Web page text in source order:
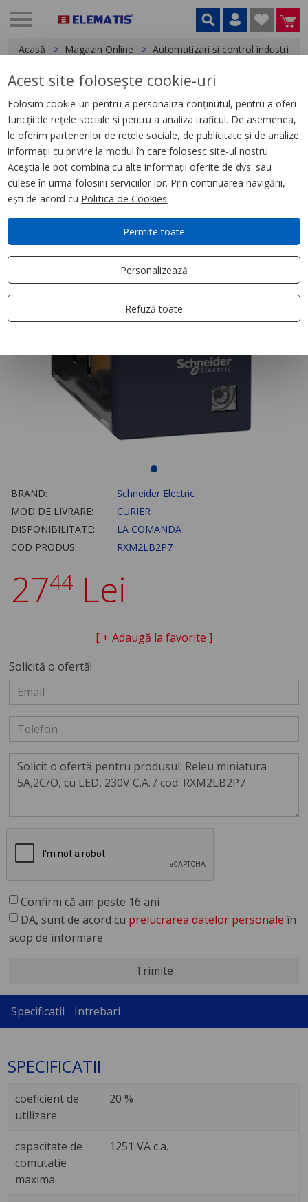
Acasă Magazin Online Automatizari si control industrial
< Relee
Releu miniatura 5A,2C/O, cu
LED, 230V C.A.
BRAND:
Schneider Electric
MOD DE LIVRARE:
CURIER
DISPONIBILITATE:
LA COMANDA
COD PRODUS:
RXM2LB2P7
2744 Lei
[ + Adaugă la favorite ]
Solicită o ofertă!
Confirm că am peste 16 ani
DA, sunt de acord cu prelucrarea datelor personale în
scop de informare
Trimite
Specificatii Intrebari
SPECIFICATII
coeficient de
utilizare
20 %
capacitate de
comutatie
maxima
1251 VA c.a.
Acest site folosește cookie-uri
Folosim cookie-uri pentru a personaliza conținutul, pentru a oferi
funcții de rețele sociale și pentru a analiza traficul. De asemenea,
le oferim partenerilor de rețele sociale, de publicitate și de analize
informații cu privire la modul în care folosesc site-ul nostru.
Aceștia le pot combina cu alte informații oferite de dvs. sau
culese în urma folosirii serviciilor lor. Prin continuarea navigării,
ești de acord cu Politica de Cookies.
Permite toate
Personalizează
Refuză toate